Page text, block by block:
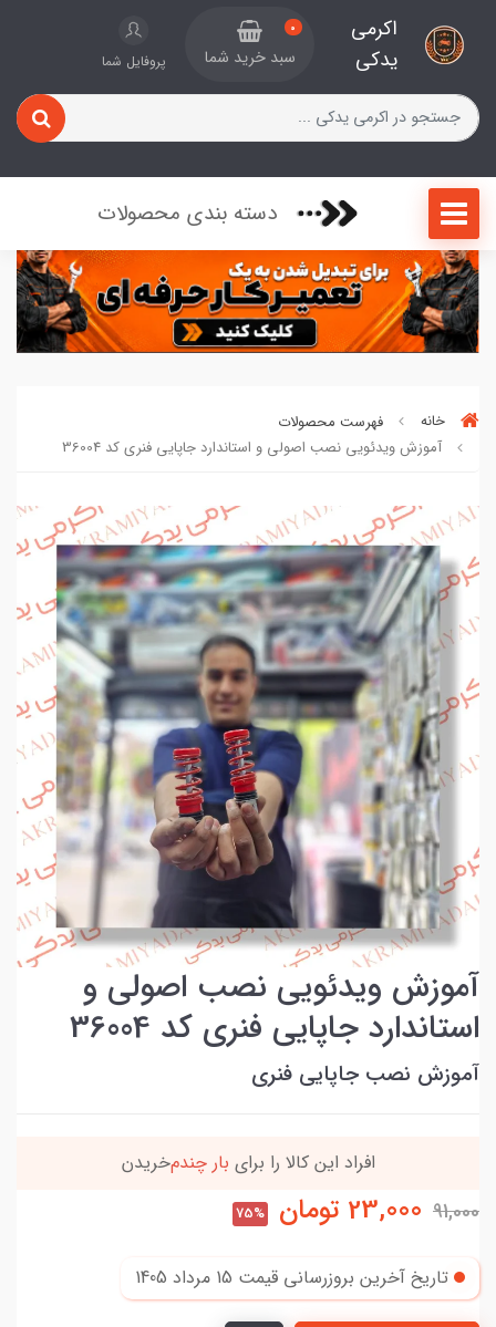
اکرمی
یدکی
0
سبد خرید شما پروفایل شما
دسته بندی محصولات
خانه
فهرست محصولات
آموزش ویدئویی نصب اصولی و استاندارد جاپایی فنری کد 36004
آموزش ویدئویی نصب اصولی و
استاندارد جاپایی فنری کد 36004
آموزش نصب جاپایی فنری
90٪ خریداران ،از این محصول راضی بودن
91,000
23,000 تومان 75%
تاریخ آخرین بروزرسانی قیمت 15 مرداد 1405